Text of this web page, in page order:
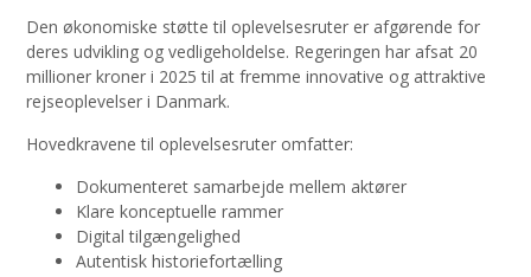
Den økonomiske støtte til oplevelsesruter er afgørende for
deres udvikling og vedligeholdelse. Regeringen har afsat 20
millioner kroner i 2025 til at fremme innovative og attraktive
rejseoplevelser i Danmark.
Hovedkravene til oplevelsesruter omfatter:
Dokumenteret samarbejde mellem aktører
Klare konceptuelle rammer
Digital tilgængelighed
Autentisk historiefortælling